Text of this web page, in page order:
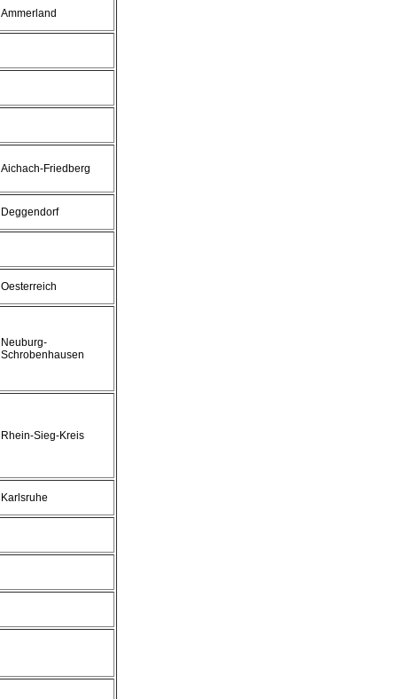
Ammerland
Aichach-Friedberg
Deggendorf
Oesterreich
Neuburg-
Schrobenhausen
Rhein-Sieg-Kreis
Karlsruhe